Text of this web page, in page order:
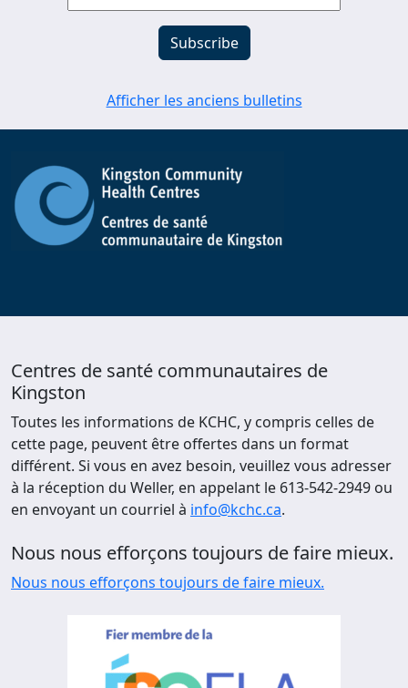
Afficher les anciens bulletins
Centres de santé communautaires de
Kingston
Toutes les informations de KCHC, y compris celles de
cette page, peuvent être offertes dans un format
différent. Si vous en avez besoin, veuillez vous adresser
à la réception du Weller, en appelant le 613-542-2949 ou
en envoyant un courriel à info@kchc.ca.
Nous nous efforçons toujours de faire mieux.
Nous nous efforçons toujours de faire mieux.